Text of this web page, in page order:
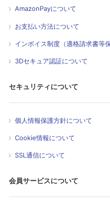
AmazonPayについて
お支払い方法について
インボイス制度（適格請求書等
3Dセキュア認証について
セキュリティについて
個人情報保護方針について
Cookie情報について
SSL通信について
会員サービスについて